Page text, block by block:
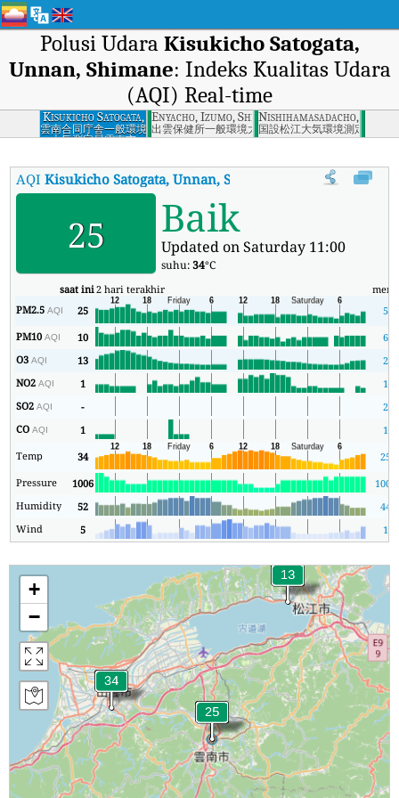
Polusi Udara Kisukicho Satogata,
Unnan, Shimane: Indeks Kualitas Udara
(AQI) Real-time
Kisukicho Satogata,
Unnan, Shimane
雲南合同庁舎一般環境
大気測定局雲南市
Enyacho, Izumo, Shimane
出雲保健所一般環境大気測定局出雲市
Nishihamasadacho,
国設松江大気環境測定所松
AQIKisukicho Satogata, Unnan, Shimane Indeks Kualitas
25 Baik
Updated on Saturday 11:00
suhu:34°C
saat ini2 hari terakhir
PM2.5AQI 25
5
PM10AQI 10
6
O3AQI 13
2
NO2AQI 1
1
SO2AQI -
2
COAQI 1
1
Temp
34
25
Pressure
1006
1003
Humidity
52
44
Wind
5 1
+
−